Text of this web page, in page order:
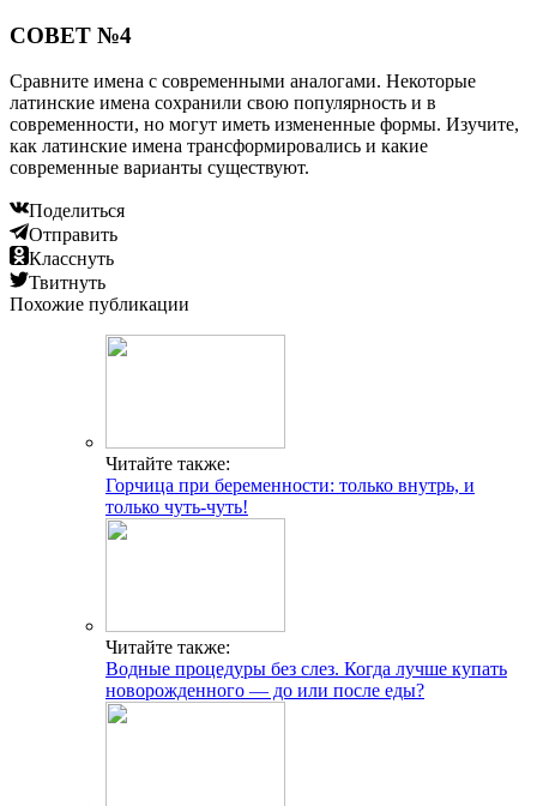
СОВЕТ №4
Сравните имена с современными аналогами. Некоторые
латинские имена сохранили свою популярность и в
современности, но могут иметь измененные формы. Изучите,
как латинские имена трансформировались и какие
современные варианты существуют.
Поделиться
Отправить
Класснуть
Твитнуть
Похожие публикации
Читайте также:
Горчица при беременности: только внутрь, и
только чуть-чуть!
Читайте также:
Водные процедуры без слез. Когда лучше купать
новорожденного — до или после еды?